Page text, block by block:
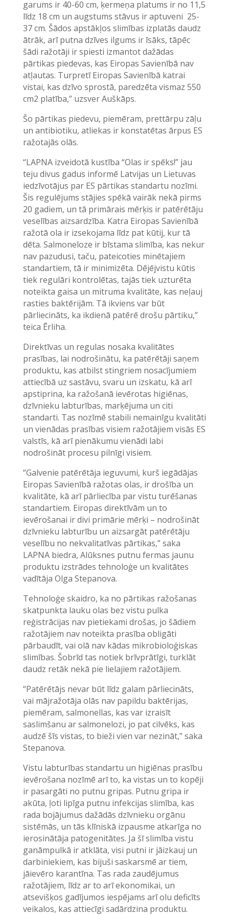
garums ir 40-60 cm, ķermeņa platums ir no 11,5
līdz 18 cm un augstums stāvus ir aptuveni 25-
37 cm. Šādos apstākļos slimības izplatās daudz
ātrāk, arī putna dzīves ilgums ir īsāks, tāpēc
šādi ražotāji ir spiesti izmantot dažādas
pārtikas piedevas, kas Eiropas Savienībā nav
atļautas. Turpretī Eiropas Savienībā katrai
vistai, kas dzīvo sprostā, paredzēta vismaz 550
cm2 platība,” uzsver Auškāps.
Šo pārtikas piedevu, piemēram, prettārpu zāļu
un antibiotiku, atliekas ir konstatētas ārpus ES
ražotajās olās.
“LAPNA izveidotā kustība “Olas ir spēks!” jau
teju divus gadus informē Latvijas un Lietuvas
iedzīvotājus par ES pārtikas standartu nozīmi.
Šis regulējums stājies spēkā vairāk nekā pirms
20 gadiem, un tā primārais mērķis ir patērētāju
veselības aizsardzība. Katra Eiropas Savienībā
ražotā ola ir izsekojama līdz pat kūtij, kur tā
dēta. Salmoneloze ir bīstama slimība, kas nekur
nav pazudusi, taču, pateicoties minētajiem
standartiem, tā ir minimizēta. Dējējvistu kūtis
tiek regulāri kontrolētas, tajās tiek uzturēta
noteikta gaisa un mitruma kvalitāte, kas neļauj
rasties baktērijām. Tā ikviens var būt
pārliecināts, ka ikdienā patērē drošu pārtiku,”
teica Ērliha.
Direktīvas un regulas nosaka kvalitātes
prasības, lai nodrošinātu, ka patērētāji saņem
produktu, kas atbilst stingriem nosacījumiem
attiecībā uz sastāvu, svaru un izskatu, kā arī
apstiprina, ka ražošanā ievērotas higiēnas,
dzīvnieku labturības, marķējuma un citi
standarti. Tas nozīmē stabili nemainīgu kvalitāti
un vienādas prasības visiem ražotājiem visās ES
valstīs, kā arī pienākumu vienādi labi
nodrošināt procesu pilnīgi visiem.
“Galvenie patērētāja ieguvumi, kurš iegādājas
Eiropas Savienībā ražotas olas, ir drošība un
kvalitāte, kā arī pārliecība par vistu turēšanas
standartiem. Eiropas direktīvām un to
ievērošanai ir divi primārie mērķi – nodrošināt
dzīvnieku labturību un aizsargāt patērētāju
veselību no nekvalitatīvas pārtikas,” saka
LAPNA biedra, Alūksnes putnu fermas jaunu
produktu izstrādes tehnoloģe un kvalitātes
vadītāja Olga Stepanova.
Tehnoloģe skaidro, ka no pārtikas ražošanas
skatpunkta lauku olas bez vistu pulka
reģistrācijas nav pietiekami drošas, jo šādiem
ražotājiem nav noteikta prasība obligāti
pārbaudīt, vai olā nav kādas mikrobioloģiskas
slimības. Šobrīd tas notiek brīvprātīgi, turklāt
daudz retāk nekā pie lielajiem ražotājiem.
“Patērētājs nevar būt līdz galam pārliecināts,
vai mājražotāja olās nav papildu baktērijas,
piemēram, salmonellas, kas var izraisīt
saslimšanu ar salmonelozi, jo pat cilvēks, kas
audzē šīs vistas, to bieži vien var nezināt,” saka
Stepanova.
Vistu labturības standartu un higiēnas prasību
ievērošana nozīmē arī to, ka vistas un to kopēji
ir pasargāti no putnu gripas. Putnu gripa ir
akūta, ļoti lipīga putnu infekcijas slimība, kas
rada bojājumus dažādās dzīvnieku orgānu
sistēmās, un tās klīniskā izpausme atkarīga no
ierosinātāja patogenitātes. Ja šī slimība vistu
ganāmpulkā ir atklāta, visi putni ir jāizkauj un
darbiniekiem, kas bijuši saskarsmē ar tiem,
jāievēro karantīna. Tas rada zaudējumus
ražotājiem, līdz ar to arī ekonomikai, un
atsevišķos gadījumos iespējams arī olu deficīts
veikalos, kas attiecīgi sadārdzina produktu.